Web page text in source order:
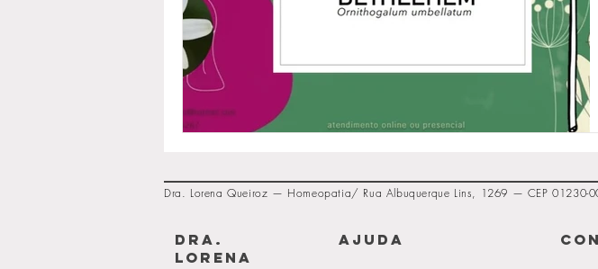
Dra. Lorena Queiroz — Homeopatia/ Rua Albuquerque Lins, 1269 — CEP
dra.
lorena
AJUDA